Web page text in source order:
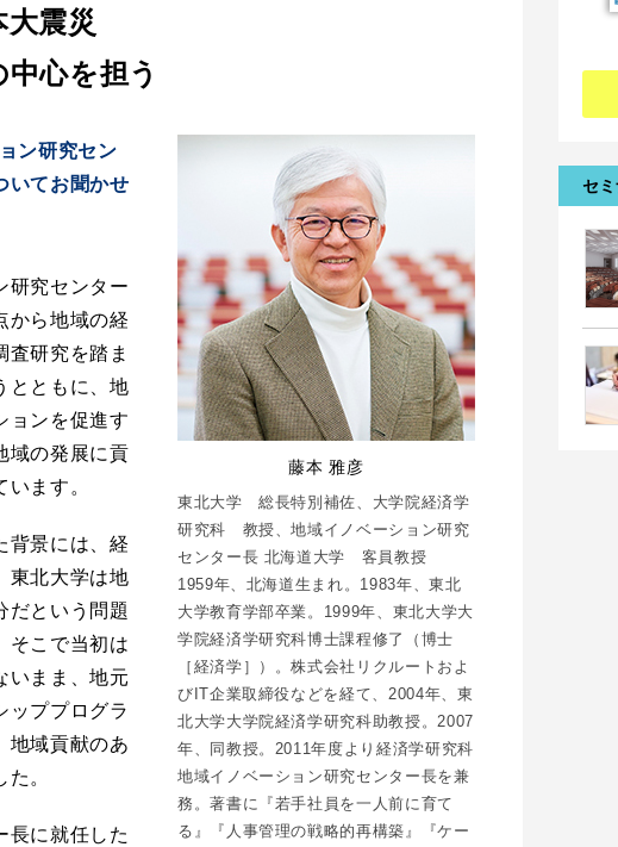
震災
心を担う
藤本 雅彦
東北大学 総長特別補佐、大学院経済学
研究科 教授、地域イノベーション研究
センター長 北海道大学 客員教授
1959年、北海道生まれ。1983年、東北
大学教育学部卒業。1999年、東北大学大
学院経済学研究科博士課程修了（博士
［経済学］）。株式会社リクルートおよ
びIT企業取締役などを経て、2004年、東
北大学大学院経済学研究科助教授。2007
年、同教授。2011年度より経済学研究科
地域イノベーション研究センター長を兼
務。著書に『若手社員を一人前に育て
る』『人事管理の戦略的再構築』『ケー
ン研究セン
いてお聞かせ
研究センター
から地域の経
査研究を踏ま
とともに、地
ョンを促進す
域の発展に貢
ます。
背景には、経
東北大学は地
だという問題
そこで当初は
いまま、地元
ッププログラ
地域貢献のあ
。
長に就任した
セ